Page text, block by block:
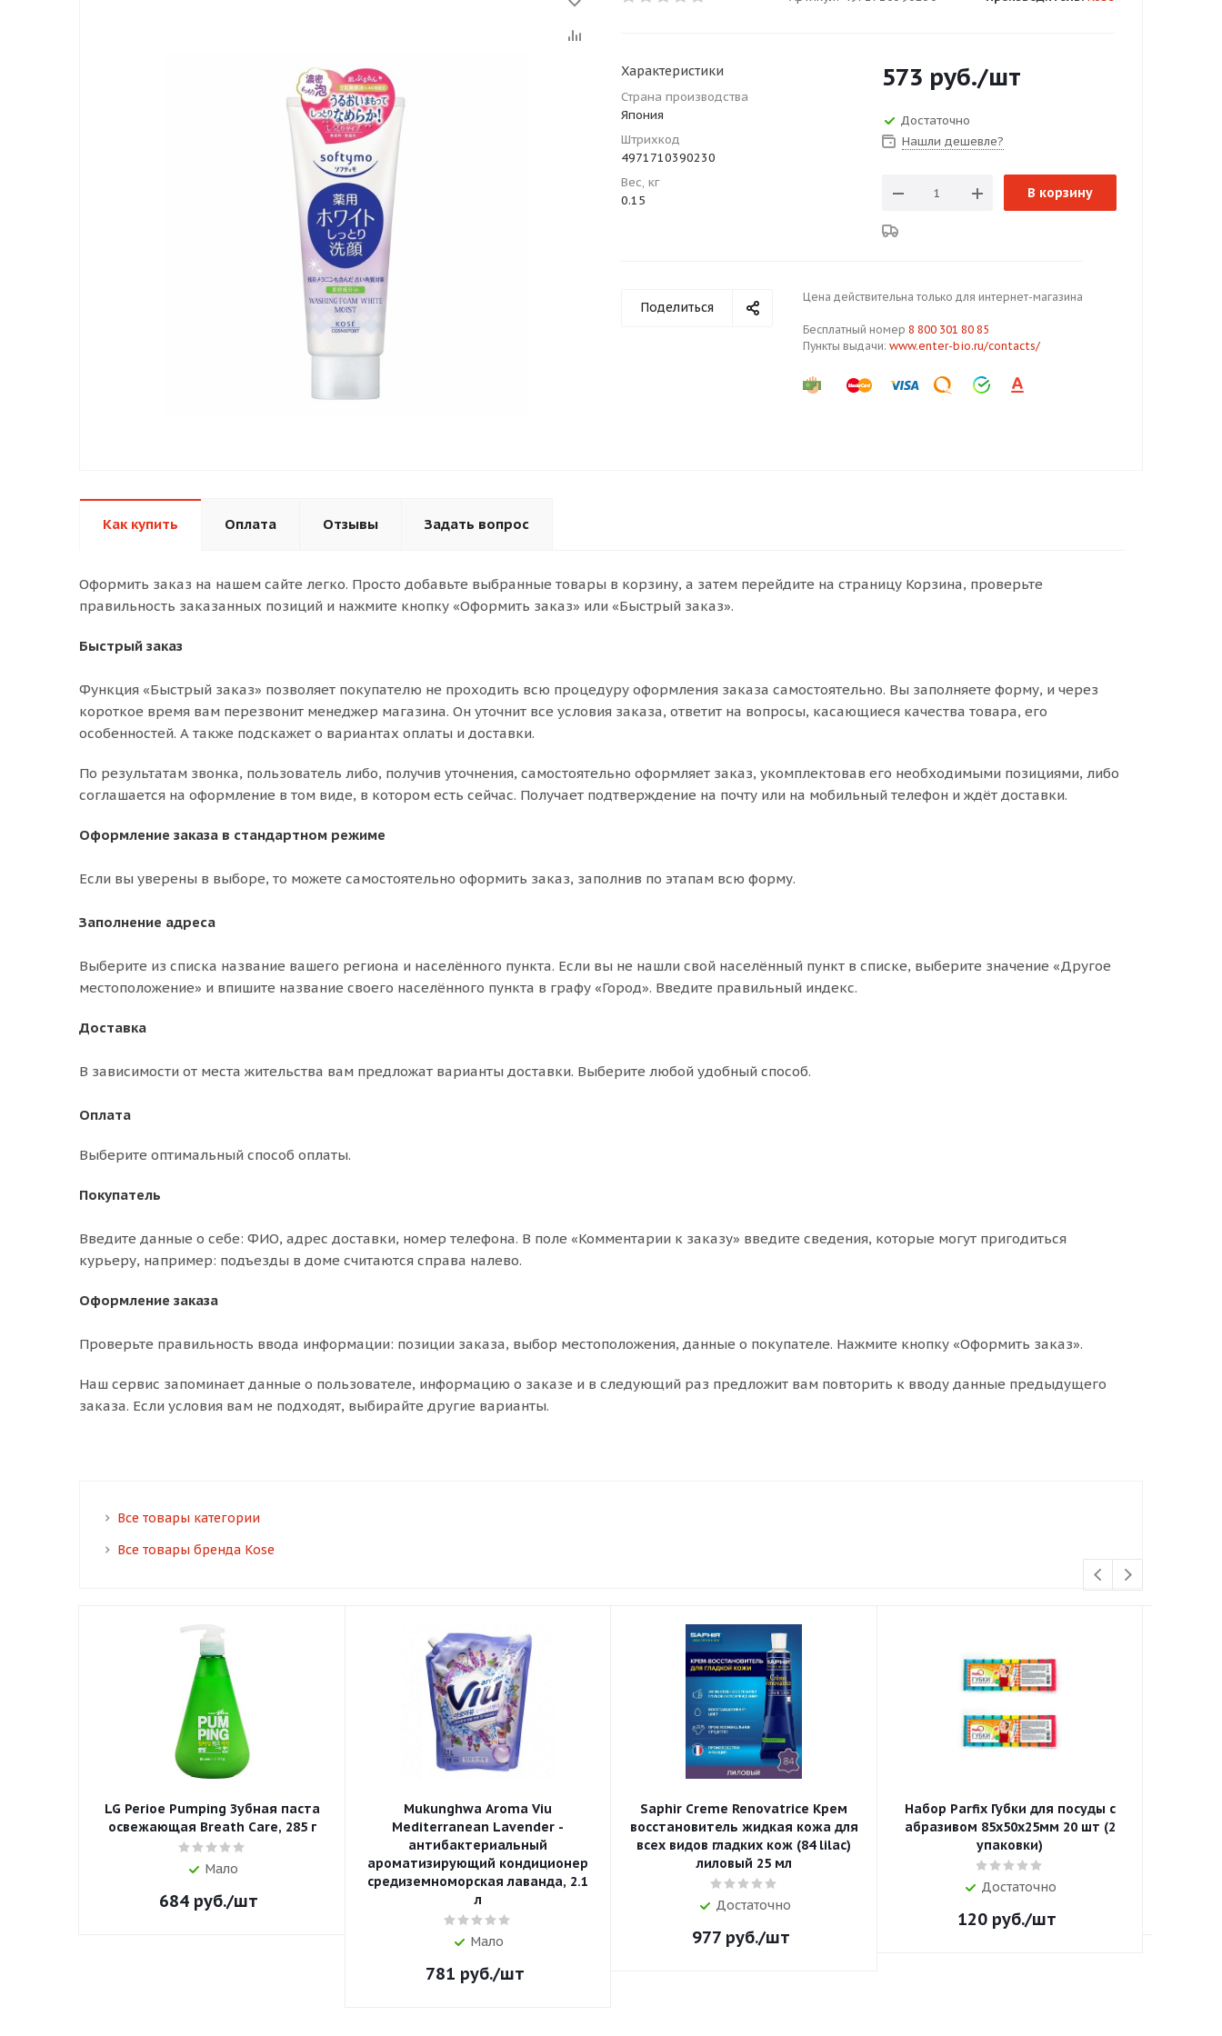
Характеристики
Страна производства
Япония
Штрихкод
4971710390230
Вес, кг
0.15
573 руб./шт
Достаточно
Нашли дешевле?
В корзину
Поделиться
Цена действительна только для интернет-магазина
Бесплатный номер 8 800 301 80 85
Пункты выдачи: www.enter-bio.ru/contacts/
Как купить Оплата Отзывы Задать вопрос
Оформить заказ на нашем сайте легко. Просто добавьте выбранные товары в корзину, а затем перейдите на страницу Корзина, проверьте
правильность заказанных позиций и нажмите кнопку «Оформить заказ» или «Быстрый заказ».
Быстрый заказ
Функция «Быстрый заказ» позволяет покупателю не проходить всю процедуру оформления заказа самостоятельно. Вы заполняете форму, и через
короткое время вам перезвонит менеджер магазина. Он уточнит все условия заказа, ответит на вопросы, касающиеся качества товара, его
особенностей. А также подскажет о вариантах оплаты и доставки.
По результатам звонка, пользователь либо, получив уточнения, самостоятельно оформляет заказ, укомплектовав его необходимыми позициями, либо
соглашается на оформление в том виде, в котором есть сейчас. Получает подтверждение на почту или на мобильный телефон и ждёт доставки.
Оформление заказа в стандартном режиме
Если вы уверены в выборе, то можете самостоятельно оформить заказ, заполнив по этапам всю форму.
Заполнение адреса
Выберите из списка название вашего региона и населённого пункта. Если вы не нашли свой населённый пункт в списке, выберите значение «Другое
местоположение» и впишите название своего населённого пункта в графу «Город». Введите правильный индекс.
Доставка
В зависимости от места жительства вам предложат варианты доставки. Выберите любой удобный способ.
Оплата
Выберите оптимальный способ оплаты.
Покупатель
Введите данные о себе: ФИО, адрес доставки, номер телефона. В поле «Комментарии к заказу» введите сведения, которые могут пригодиться
курьеру, например: подъезды в доме считаются справа налево.
Оформление заказа
Проверьте правильность ввода информации: позиции заказа, выбор местоположения, данные о покупателе. Нажмите кнопку «Оформить заказ».
Наш сервис запоминает данные о пользователе, информацию о заказе и в следующий раз предложит вам повторить к вводу данные предыдущего
заказа. Если условия вам не подходят, выбирайте другие варианты.
Все товары категории
Все товары бренда Kose
LG Perioe Pumping Зубная паста
освежающая Breath Care, 285 г
Мало
684 руб./шт
Mukunghwa Aroma Viu
Mediterranean Lavender -
антибактериальный
ароматизирующий кондиционер
средиземноморская лаванда, 2.1
л
Мало
781 руб./шт
Saphir Creme Renovatrice Крем
восстановитель жидкая кожа для
всех видов гладких кож (84 lilac)
лиловый 25 мл
Достаточно
977руб./шт
Набор Parfix Губки для посуды с
абразивом 85х50х25мм 20 шт (2
упаковки)
Достаточно
120руб./шт